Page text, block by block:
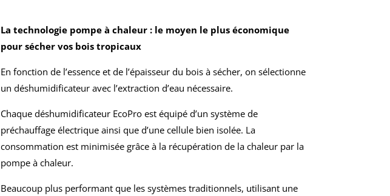
La technologie pompe à chaleur : le moyen le plus économique
pour sécher vos bois tropicaux
En fonction de l’essence et de l’épaisseur du bois à sécher, on sélectionne
un déshumidificateur avec l’extraction d’eau nécessaire.
Chaque déshumidificateur EcoPro est équipé d’un système de
préchauffage électrique ainsi que d’une cellule bien isolée. La
consommation est minimisée grâce à la récupération de la chaleur par la
pompe à chaleur.
Beaucoup plus performant que les systèmes traditionnels, utilisant une